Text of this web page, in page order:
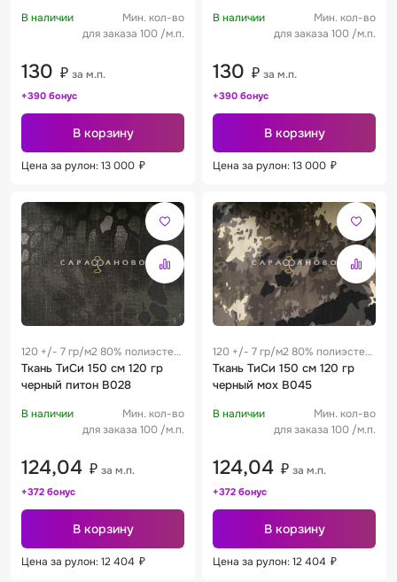
В наличии
Мин. кол-во
для заказа 100 /м.п.
130 ₽ за м.п.
+390 бонус
В корзину
Цена за рулон: 13 000 ₽
В наличии
Мин. кол-во
для заказа 100 /м.п.
130 ₽ за м.п.
+390 бонус
В корзину
Цена за рулон: 13 000 ₽
120 +/- 7 гр/м2 80% полиэстер
/ 20% хлопок 0.25 м
Ткань ТиСи 150 см 120 гр
черный питон В028
В наличии
Мин. кол-во
для заказа 100 /м.п.
124,04 ₽ за м.п.
+372 бонус
В корзину
Цена за рулон: 12 404 ₽
120 +/- 7 гр/м2 80% полиэстер
/ 20% хлопок 0.25 м
Ткань ТиСи 150 см 120 гр
черный мох В045
В наличии
Мин. кол-во
для заказа 100 /м.п.
124,04 ₽ за м.п.
+372 бонус
В корзину
Цена за рулон: 12 404 ₽